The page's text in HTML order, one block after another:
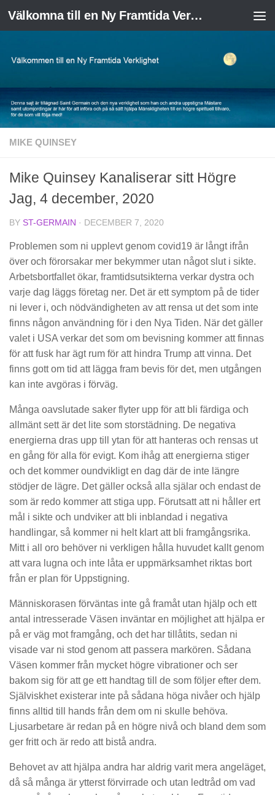
Skip to content Välkomna till en Ny Framtida Verklighet
MIKE QUINSEY
Mike Quinsey Kanaliserar sitt Högre
Jag, 4 december, 2020
BY ST-GERMAIN · DECEMBER 7, 2020
Problemen som ni upplevt genom covid19 är långt ifrån
över och förorsakar mer bekymmer utan något slut i sikte.
Arbetsbortfallet ökar, framtidsutsikterna verkar dystra och
varje dag läggs företag ner. Det är ett symptom på de tider
ni lever i, och nödvändigheten av att rensa ut det som inte
finns någon användning för i den Nya Tiden. När det gäller
valet i USA verkar det som om bevisning kommer att finnas
för att fusk har ägt rum för att hindra Trump att vinna. Det
finns gott om tid att lägga fram bevis för det, men utgången
kan inte avgöras i förväg.
Många oavslutade saker flyter upp för att bli färdiga och
allmänt sett är det lite som storstädning. De negativa
energierna dras upp till ytan för att hanteras och rensas ut
en gång för alla för evigt. Kom ihåg att energierna stiger
och det kommer oundvikligt en dag där de inte längre
stödjer de lägre. Det gäller också alla själar och endast de
som är redo kommer att stiga upp. Förutsatt att ni håller ert
mål i sikte och undviker att bli inblandad i negativa
handlingar, så kommer ni helt klart att bli framgångsrika.
Mitt i all oro behöver ni verkligen hålla huvudet kallt genom
att vara lugna och inte låta er uppmärksamhet riktas bort
från er plan för Uppstigning.
Människorasen förväntas inte gå framåt utan hjälp och ett
antal intresserade Väsen inväntar en möjlighet att hjälpa er
på er väg mot framgång, och det har tillåtits, sedan ni
visade var ni stod genom att passera markören. Sådana
Väsen kommer från mycket högre vibrationer och ser
bakom sig för att ge ett handtag till de som följer efter dem.
Själviskhet existerar inte på sådana höga nivåer och hjälp
finns alltid till hands från dem om ni skulle behöva.
Ljusarbetare är redan på en högre nivå och bland dem som
ger fritt och är redo att bistå andra.
Behovet av att hjälpa andra har aldrig varit mera angeläget,
då så många är ytterst förvirrade och utan ledtråd om vad